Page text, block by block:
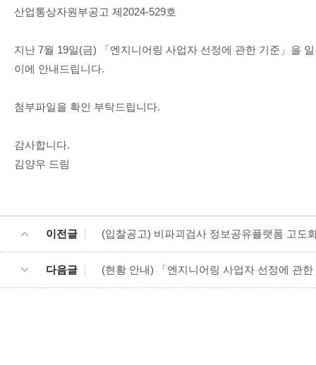
산업통상자원부공고 제2024-529호
지난 7월 19일(금) 「엔지니어링 사업자 선정에 관한 기준」을
이에 안내드립니다.
첨부파일을 확인 부탁드립니다.
감사합니다.
김양우 드림
이전글 (입찰공고) 비파괴검사 정보공유플랫폼 고도
다음글 (현황 안내) 「엔지니어링 사업자 선정에 관